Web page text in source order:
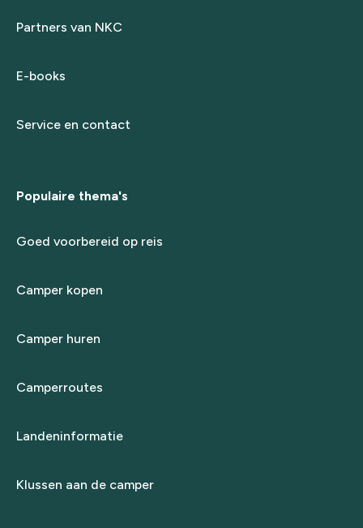
Partners van NKC
E-books
Service en contact
Populaire thema's
Goed voorbereid op reis
Camper kopen
Camper huren
Camperroutes
Landeninformatie
Klussen aan de camper